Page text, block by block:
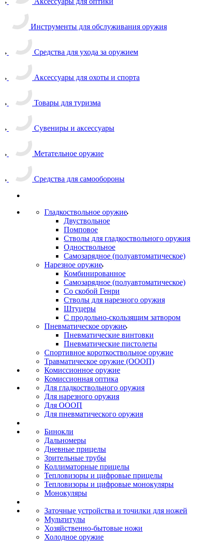
Инструменты для обслуживания оружия
Средства для ухода за оружием
Аксессуары для охоты и спорта
Товары для туризма
Сувениры и аксессуары
Метательное оружие
Средства для самообороны
Гладкоствольное оружие
Двуствольное
Помповое
Стволы для гладкоствольного оружия
Одноствольное
Самозарядное (полуавтоматическое)
Нарезное оружие
Комбинированное
Самозарядное (полуавтоматическое)
Со скобой Генри
Стволы для нарезного оружия
Штуцеры
С продольно-скользящим затвором
Пневматическое оружие
Пневматические винтовки
Пневматические пистолеты
Спортивное короткоствольное оружие
Травматическое оружие (ОООП)
Комиссионное оружие
Комиссионная оптика
Для гладкоствольного оружия
Для нарезного оружия
Для ОООП
Для пневматического оружия
Бинокли
Дальномеры
Дневные прицелы
Зрительные трубы
Коллиматорные прицелы
Тепловизоры и цифровые прицелы
Тепловизоры и цифровые монокуляры
Монокуляры
Заточные устройства и точилки для ножей
Мультитулы
Хозяйственно-бытовые ножи
Холодное оружие